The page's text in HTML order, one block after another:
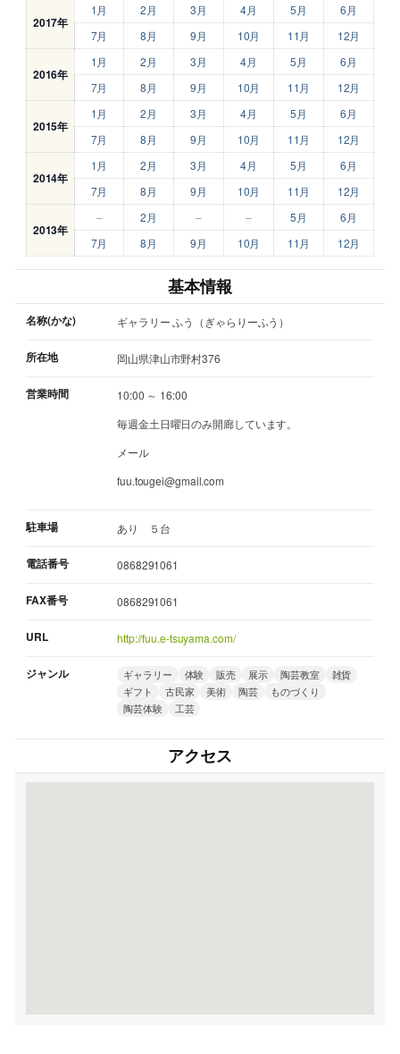
2017年
1月 2月 3月 4月 5月
6月
7月
8月 9月 10月 11月 12月
2016年
1月 2月 3月 4月 5月
6月
7月
8月 9月 10月 11月 12月
2015年
1月 2月 3月 4月 5月
6月
7月
8月 9月 10月 11月 12月
2014年
1月 2月 3月 4月 5月
6月
7月
8月 9月 10月 11月 12月
2013年
– 2月 – – 5月
6月
7月
8月 9月 10月 11月 12月
基本情報
名称(かな) ギャラリー ふう（ぎゃらりーふう）
所在地 岡山県津山市野村376
営業時間
10:00 ～ 16:00
毎週金土日曜日のみ開廊しています。
メール
fuu.tougei@gmail.com
駐車場 あり ５台
電話番号 0868291061
FAX番号 0868291061
URL http://fuu.e-tsuyama.com/
ジャンル ギャラリー 体験 販売 展示 陶芸教室
雑貨
ギフト
古民家 美術 陶芸
ものづくり
陶芸体験
工芸
アクセス